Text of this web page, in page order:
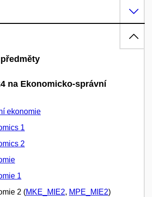
na Ekonomicko-správní
ekonomie
1
2
1
2 (MKE_MIE2, MPE_MIE2)